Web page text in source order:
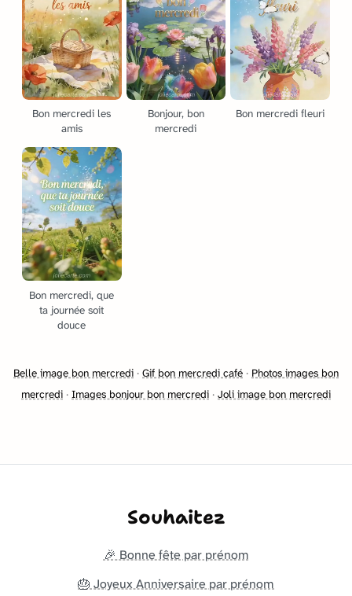
Bon mercredi les
amis
Bonjour, bon
mercredi
Bon mercredi fleuri
Bon mercredi, que
ta journée soit
douce
Belle image bon mercredi · Gif bon mercredi café · Photos images bon
mercredi · Images bonjour bon mercredi · Joli image bon mercredi
Souhaitez
🎉 Bonne fête par prénom
🎂 Joyeux Anniversaire par prénom